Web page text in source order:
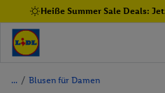
Heiße Summer Sale Deals:
/ Blusen für Damen